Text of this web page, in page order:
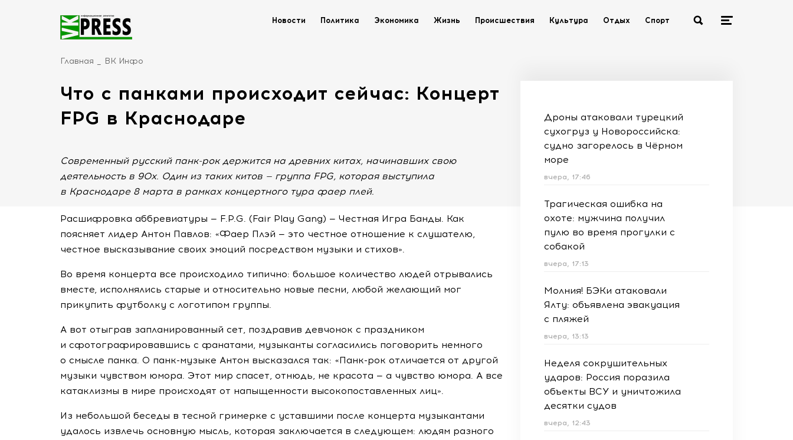
Новости Политика Экономика Жизнь Происшествия Культура Отдых Спорт
Главная ВК Инфо
Что с панками происходит сейчас: Концерт
FPG в Краснодаре
Современный русский панк-рок держится на древних китах, начинавших свою
деятельность в 90х. Один из таких китов — группа FPG, которая выступила
в Краснодаре 8 марта в рамках концертного тура фаер плей.
Расшифровка аббревиатуры — F.P.G. (Fair Play Gang) — Честная Игра Банды. Как
поясняет лидер Антон Павлов: «Фаер Плэй — это честное отношение к слушателю,
честное высказывание своих эмоций посредством музыки и стихов».
Во время концерта все происходило типично: большое количество людей отрывались
вместе, исполнялись старые и относительно новые песни, любой желающий мог
прикупить футболку с логотипом группы.
А вот отыграв запланированный сет, поздравив девчонок с праздником
и сфотографировавшись с фанатами, музыканты согласились поговорить немного
о смысле панка. О панк-музыке Антон высказался так: «Панк-рок отличается от другой
музыки чувством юмора. Этот мир спасет, отнюдь, не красота — а чувство юмора. А все
катаклизмы в мире происходят от напыщенности высокопоставленных лиц».
Из небольшой беседы в тесной гримерке с уставшими после концерта музыкантами
удалось извлечь основную мысль, которая заключается в следующем: людям разного
Дроны атаковали турецкий
сухогруз у Новороссийска:
судно загорелось в Чёрном
море
вчера, 17:46
Трагическая ошибка на
охоте: мужчина получил
пулю во время прогулки с
собакой
вчера, 17:13
Молния! БЭКи атаковали
Ялту: объявлена эвакуация
с пляжей
вчера, 13:13
Неделя сокрушительных
ударов: Россия поразила
объекты ВСУ и уничтожила
десятки судов
вчера, 12:43